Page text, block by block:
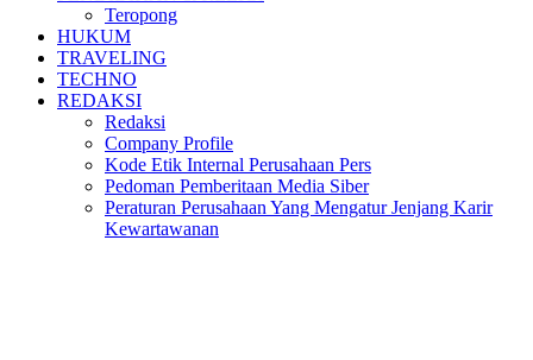
Teropong
HUKUM
TRAVELING
TECHNO
REDAKSI
Redaksi
Company Profile
Kode Etik Internal Perusahaan Pers
Pedoman Pemberitaan Media Siber
Peraturan Perusahaan Yang Mengatur Jenjang Karir
Kewartawanan